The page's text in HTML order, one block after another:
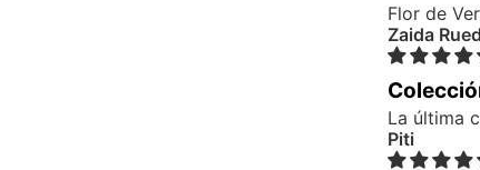
Flor de
Zaida
La última
Piti